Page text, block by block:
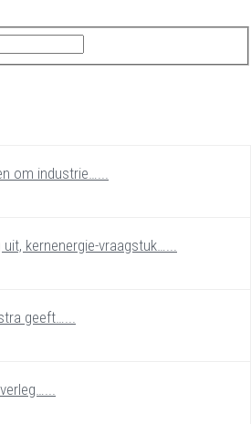
om industrie…...
kernenergie-vraagstuk…...
geeft…...